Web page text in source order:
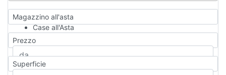
Magazzino all'asta
Case all'Asta
Qualsiasi
Appartamento
Casa indipendente
Casa Semi-indipendente
Prezzo
Superficie